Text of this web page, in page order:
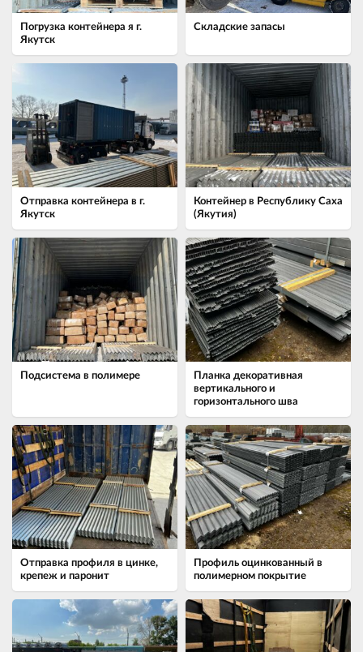
Погрузка контейнера я г.
Якутск
Складские запасы
Отправка контейнера в г.
Якутск
Контейнер в Республику Саха
(Якутия)
Подсистема в полимере
Планка декоративная
вертикального и
горизонтального шва
Отправка профиля в цинке,
крепеж и паронит
Профиль оцинкованный в
полимерном покрытие